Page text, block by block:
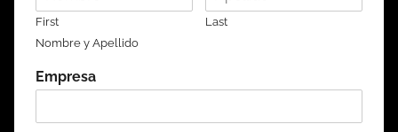
First
Last
Nombre y Apellido
Empresa